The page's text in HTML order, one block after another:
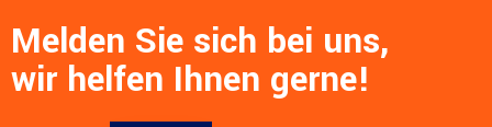
Melden Sie sich bei uns,
wir helfen Ihnen gerne!